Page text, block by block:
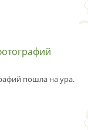
пошла на ура.